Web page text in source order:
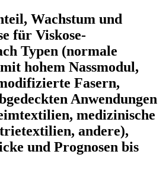
Wachstum und
für Viskose-
Typen (normale
hohem Nassmodul,
Fasern,
Anwendungen
medizinische
andere),
und Prognosen bis